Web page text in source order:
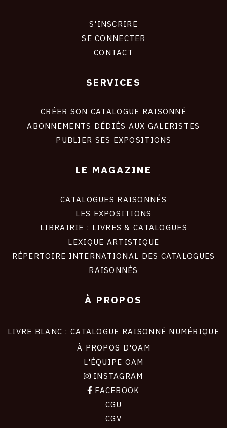
S'INSCRIRE
SE CONNECTER
CONTACT
SERVICES
CRÉER SON CATALOGUE RAISONNÉ
ABONNEMENTS DÉDIÉS AUX GALERISTES
PUBLIER SES EXPOSITIONS
LE MAGAZINE
CATALOGUES RAISONNÉS
LES EXPOSITIONS
LIBRAIRIE : LIVRES & CATALOGUES
LEXIQUE ARTISTIQUE
RÉPERTOIRE INTERNATIONAL DES CATALOGUES
RAISONNÉS
À PROPOS
LIVRE BLANC : CATALOGUE RAISONNÉ NUMÉRIQUE
À PROPOS D'OAM
L'ÉQUIPE OAM
INSTAGRAM
FACEBOOK
CGU
CGV